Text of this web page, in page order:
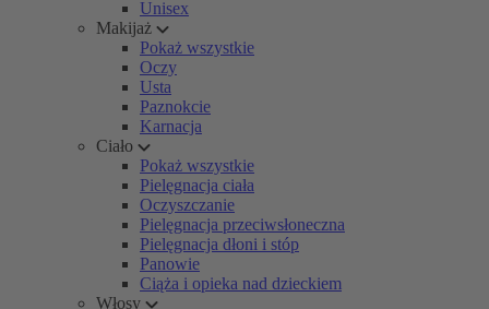
Unisex
Makijaż
Pokaż wszystkie
Oczy
Usta
Paznokcie
Karnacja
Ciało
Pokaż wszystkie
Pielęgnacja ciała
Oczyszczanie
Pielęgnacja przeciwsłoneczna
Pielęgnacja dłoni i stóp
Panowie
Ciąża i opieka nad dzieckiem
Włosy